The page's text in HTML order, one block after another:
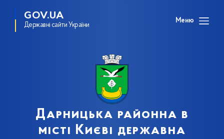
GOV.UA
Державні сайти України
Меню
Дарницька районна в
місті Києві державна